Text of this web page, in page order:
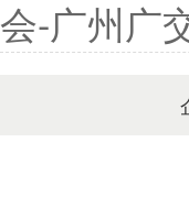
会-广州广